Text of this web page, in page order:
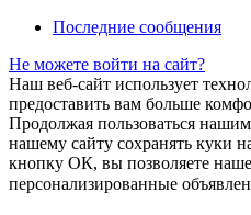
Последние сообщения
Не можете войти на сайт?
Наш веб-сайт использует
предоставить вам больше
Продолжая пользоваться
нашему сайту сохранять куки
кнопку ОК, вы позволяете
персонализированные